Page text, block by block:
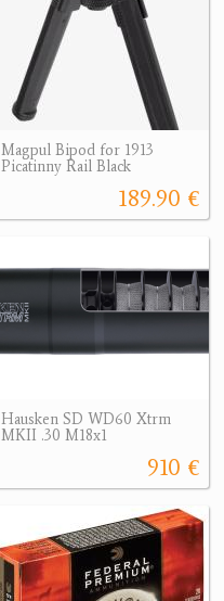
Magpul Bipod for 1913
Picatinny Rail Black
189.90 €
Hausken SD WD60 Xtrm
MKII .30 M18x1
910 €